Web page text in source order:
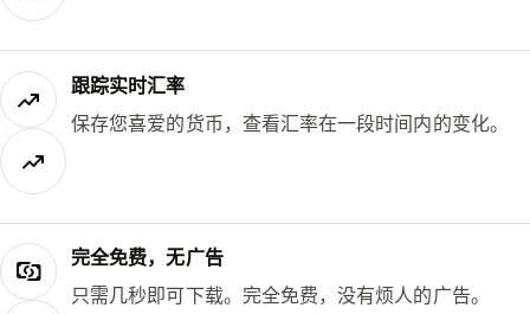
跟踪实时汇率
保存您喜爱的货币，查看汇率在一段时间内的变化。
完全免费，无广告
只需几秒即可下载。完全免费，没有烦人的广告。